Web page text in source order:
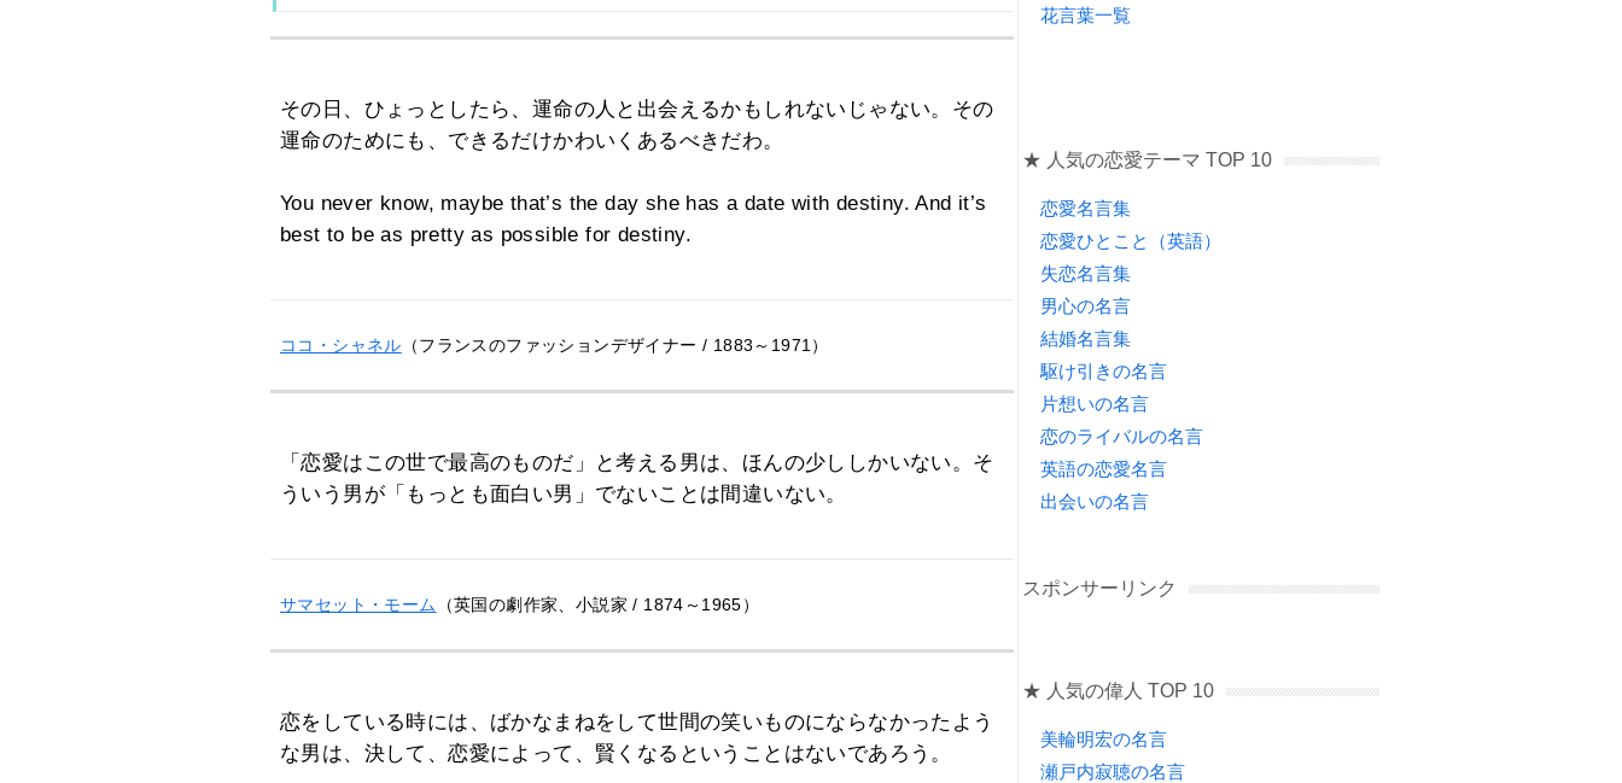
その日、ひょっとしたら、運命の人と出会えるかもしれないじゃない。その
運命のためにも、できるだけかわいくあるべきだわ。
You never know, maybe that’s the day she has a date with destiny. And it’s
best to be as pretty as possible for destiny.
ココ・シャネル （フランスのファッションデザイナー / 1883～1971）
「恋愛はこの世で最高のものだ」と考える男は、ほんの少ししかいない。そ
ういう男が「もっとも面白い男」でないことは間違いない。
サマセット・モーム （英国の劇作家、小説家 / 1874～1965）
恋をしている時には、ばかなまねをして世間の笑いものにならなかったよう
な男は、決して、恋愛によって、賢くなるということはないであろう。
花言葉一覧
★ 人気の恋愛テーマ TOP 10
恋愛名言集
恋愛ひとこと（英語）
失恋名言集
男心の名言
結婚名言集
駆け引きの名言
片想いの名言
恋のライバルの名言
英語の恋愛名言
出会いの名言
スポンサーリンク
★ 人気の偉人 TOP 10
美輪明宏の名言
瀬戸内寂聴の名言